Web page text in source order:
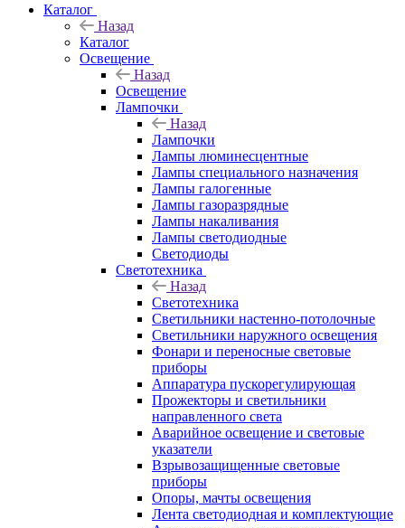
Каталог
Назад
Каталог
Освещение
Назад
Освещение
Лампочки
Назад
Лампочки
Лампы люминесцентные
Лампы специального назначения
Лампы галогенные
Лампы газоразрядные
Лампы накаливания
Лампы светодиодные
Светодиоды
Светотехника
Назад
Светотехника
Светильники настенно-потолочные
Светильники наружного освещения
Фонари и переносные световые
приборы
Аппаратура пускорегулирующая
Прожекторы и светильники
направленного света
Аварийное освещение и световые
указатели
Взрывозащищенные световые
приборы
Опоры, мачты освещения
Лента светодиодная и комплектующие